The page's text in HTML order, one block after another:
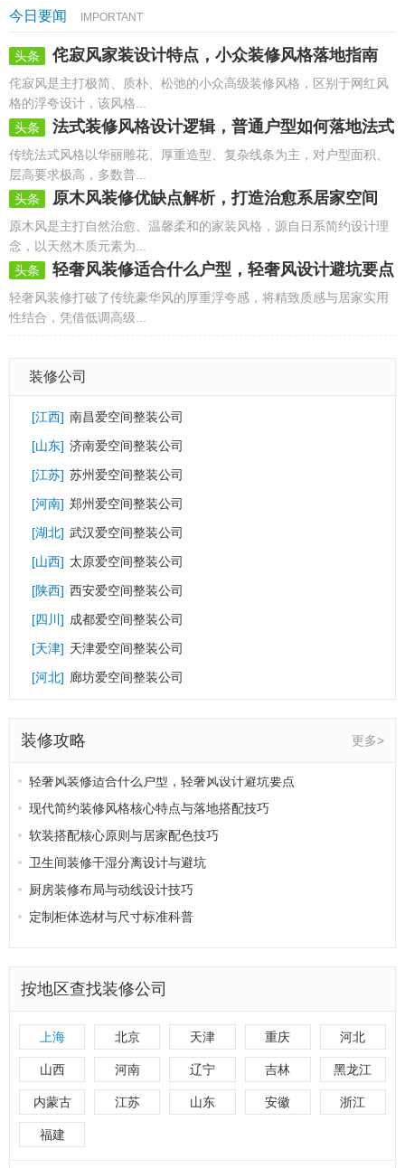
今日要闻 IMPORTANT
头条 侘寂风家装设计特点，小众装修风格落地指南
侘寂风是主打极简、质朴、松弛的小众高级装修风格，区别于网红风
格的浮夸设计，该风格...
头条
法式装修风格设计逻辑，普通户型如何落地法式
风
传统法式风格以华丽雕花、厚重造型、复杂线条为主，对户型面积、
层高要求极高，多数普...
头条
原木风装修优缺点解析，打造治愈系居家空间
原木风是主打自然治愈、温馨柔和的家装风格，源自日系简约设计理
念，以天然木质元素为...
头条
轻奢风装修适合什么户型，轻奢风设计避坑要点
轻奢风装修打破了传统豪华风的厚重浮夸感，将精致质感与居家实用
性结合，凭借低调高级...
装修公司
[江西] 南昌爱空间整装公司
[山东] 济南爱空间整装公司
[江苏] 苏州爱空间整装公司
[河南] 郑州爱空间整装公司
[湖北] 武汉爱空间整装公司
[山西] 太原爱空间整装公司
[陕西] 西安爱空间整装公司
[四川 ] 成都爱空间整装公司
[天津] 天津爱空间整装公司
[河北] 廊坊爱空间整装公司
装修攻略 更多>
原木风装修优缺点解析，打造治愈系居家空间
现代简约装修风格核心特点与落地搭配技巧
软装搭配核心原则与居家配色技巧
卫生间装修干湿分离设计与避坑
厨房装修布局与动线设计技巧
定制柜体选材与尺寸标准科普
水电改造常见施工误区，90%业主都会踩坑
二手房水电改造翻新注意事项，避坑重点汇总
水电改造点位规划大全，全屋插座开关布局攻略
厨卫装修避坑指南，细节决定居家实用性
灯光设计科普，告别全屋大白灯打造居家氛围感
开关插座布局攻略，全屋点位规划不遗漏
按地区查找装修公司
上海 北京 天津 重庆 河北
山西 河南 辽宁 吉林 黑龙江
内蒙古 江苏 山东 安徽 浙江
福建